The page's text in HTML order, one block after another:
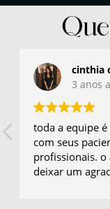
cinthia
3 anos
toda a equipe
com seus
profissionais.
deixar um